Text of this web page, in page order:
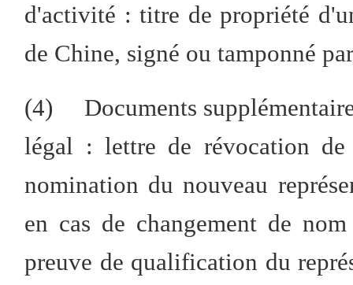
d'activité : titre de propriété
de Chine, signé ou tamponné
(4) Documents
légal : lettre de révocation
nomination du nouveau
en cas de changement de
preuve de qualification du